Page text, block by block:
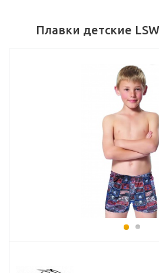
Плавки детские